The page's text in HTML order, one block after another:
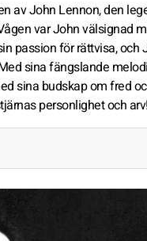
av John Lennon, den
var John välsignad
passion för rättvisa,
sina fängslande
sina budskap om fred
personlighet och arv!